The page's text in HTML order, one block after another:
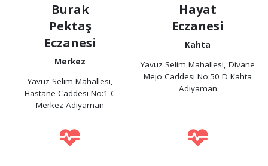
Burak
Pektaş
Eczanesi
Merkez
Yavuz Selim Mahallesi,
Hastane Caddesi No:1 C
Merkez Adıyaman
Hayat
Eczanesi
Kahta
Yavuz Selim Mahallesi, Divane
Mejo Caddesi No:50 D Kahta
Adıyaman